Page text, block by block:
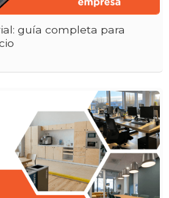
guía completa para